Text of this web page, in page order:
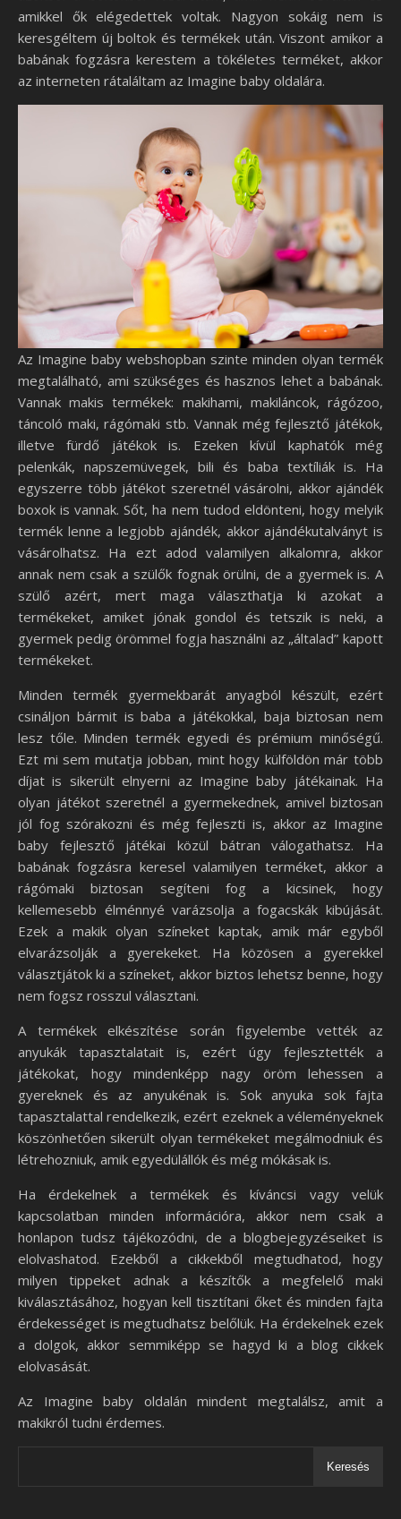
amikkel ők elégedettek voltak. Nagyon sokáig nem is
keresgéltem új boltok és termékek után. Viszont amikor a
babának fogzásra kerestem a tökéletes terméket, akkor
az interneten rátaláltam az Imagine baby oldalára.
Az Imagine baby webshopban szinte minden olyan termék
megtalálható, ami szükséges és hasznos lehet a babának.
Vannak makis termékek: makihami, makiláncok, rágózoo,
táncoló maki, rágómaki stb. Vannak még fejlesztő játékok,
illetve fürdő játékok is. Ezeken kívül kaphatók még
pelenkák, napszemüvegek, bili és baba textíliák is. Ha
egyszerre több játékot szeretnél vásárolni, akkor ajándék
boxok is vannak. Sőt, ha nem tudod eldönteni, hogy melyik
termék lenne a legjobb ajándék, akkor ajándékutalványt is
vásárolhatsz. Ha ezt adod valamilyen alkalomra, akkor
annak nem csak a szülők fognak örülni, de a gyermek is. A
szülő azért, mert maga választhatja ki azokat a
termékeket, amiket jónak gondol és tetszik is neki, a
gyermek pedig örömmel fogja használni az „általad” kapott
termékeket.
Minden termék gyermekbarát anyagból készült, ezért
csináljon bármit is baba a játékokkal, baja biztosan nem
lesz tőle. Minden termék egyedi és prémium minőségű.
Ezt mi sem mutatja jobban, mint hogy külföldön már több
díjat is sikerült elnyerni az Imagine baby játékainak. Ha
olyan játékot szeretnél a gyermekednek, amivel biztosan
jól fog szórakozni és még fejleszti is, akkor az Imagine
baby fejlesztő játékai közül bátran válogathatsz. Ha
babának fogzásra keresel valamilyen terméket, akkor a
rágómaki biztosan segíteni fog a kicsinek, hogy
kellemesebb élménnyé varázsolja a fogacskák kibújását.
Ezek a makik olyan színeket kaptak, amik már egyből
elvarázsolják a gyerekeket. Ha közösen a gyerekkel
választjátok ki a színeket, akkor biztos lehetsz benne, hogy
nem fogsz rosszul választani.
A termékek elkészítése során figyelembe vették az
anyukák tapasztalatait is, ezért úgy fejlesztették a
játékokat, hogy mindenképp nagy öröm lehessen a
gyereknek és az anyukénak is. Sok anyuka sok fajta
tapasztalattal rendelkezik, ezért ezeknek a véleményeknek
köszönhetően sikerült olyan termékeket megálmodniuk és
létrehozniuk, amik egyedülállók és még mókásak is.
Ha érdekelnek a termékek és kíváncsi vagy velük
kapcsolatban minden információra, akkor nem csak a
honlapon tudsz tájékozódni, de a blogbejegyzéseiket is
elolvashatod. Ezekből a cikkekből megtudhatod, hogy
milyen tippeket adnak a készítők a megfelelő maki
kiválasztásához, hogyan kell tisztítani őket és minden fajta
érdekességet is megtudhatsz belőlük. Ha érdekelnek ezek
a dolgok, akkor semmiképp se hagyd ki a blog cikkek
elolvasását.
Az Imagine baby oldalán mindent megtalálsz, amit a
makikról tudni érdemes.
Keresés